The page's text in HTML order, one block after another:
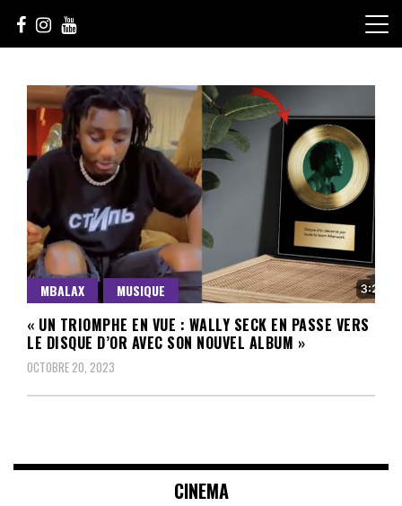
content
sunuculture
MBALAX MUSIQUE
« UN TRIOMPHE EN VUE : WALLY SECK EN PASSE VERS
LE DISQUE D’OR AVEC SON NOUVEL ALBUM »
OCTOBRE 20, 2023
CINEMA